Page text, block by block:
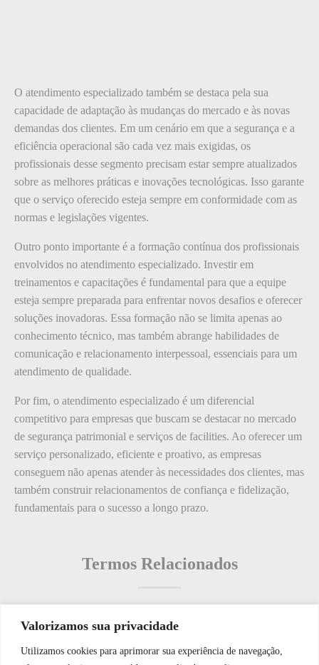
Valorizamos sua privacidade
Utilizamos cookies para aprimorar sua experiência de navegação,
O atendimento especializado também se destaca pela sua
capacidade de adaptação às mudanças do mercado e às novas
demandas dos clientes. Em um cenário em que a segurança e a
eficiência operacional são cada vez mais exigidas, os
profissionais desse segmento precisam estar sempre atualizados
sobre as melhores práticas e inovações tecnológicas. Isso garante
que o serviço oferecido esteja sempre em conformidade com as
normas e legislações vigentes.
Outro ponto importante é a formação contínua dos profissionais
envolvidos no atendimento especializado. Investir em
treinamentos e capacitações é fundamental para que a equipe
esteja sempre preparada para enfrentar novos desafios e oferecer
soluções inovadoras. Essa formação não se limita apenas ao
conhecimento técnico, mas também abrange habilidades de
comunicação e relacionamento interpessoal, essenciais para um
atendimento de qualidade.
Por fim, o atendimento especializado é um diferencial
competitivo para empresas que buscam se destacar no mercado
de segurança patrimonial e serviços de facilities. Ao oferecer um
serviço personalizado, eficiente e proativo, as empresas
conseguem não apenas atender às necessidades dos clientes, mas
também construir relacionamentos de confiança e fidelização,
fundamentais para o sucesso a longo prazo.
Termos Relacionados
Termos populares